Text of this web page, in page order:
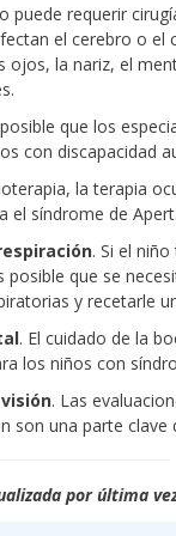
puede requerir
el cerebro o el
ojos, la nariz, el
posible que los
con discapacidad
la terapia
el síndrome de Apert.
. Si el
posible que se
y recetarle
. El cuidado de la
los niños con
. Las
son una parte
por última